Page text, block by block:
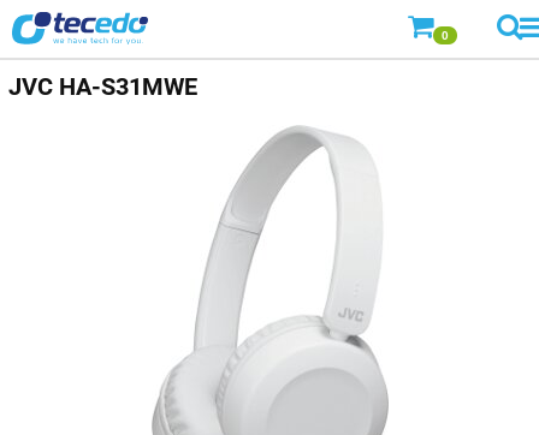
0
JVC HA-S31MWE